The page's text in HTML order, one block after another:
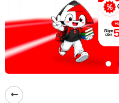
Apple Watch S11
Osmo Pocket 4
Loa Marshall